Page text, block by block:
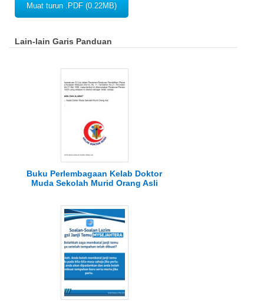
Muat turun .PDF (0.22MB)
Lain-lain Garis Panduan
Buku Perlembagaan Kelab Doktor
Muda Sekolah Murid Orang Asli